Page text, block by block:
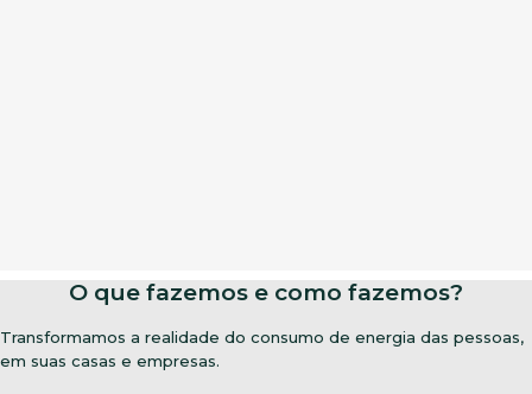
O que fazemos e como fazemos?
Transformamos a realidade do consumo de energia das pessoas,
em suas casas e empresas.